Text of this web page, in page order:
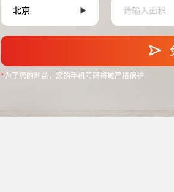
*为了您的利益，您的手机号码将被严格保护